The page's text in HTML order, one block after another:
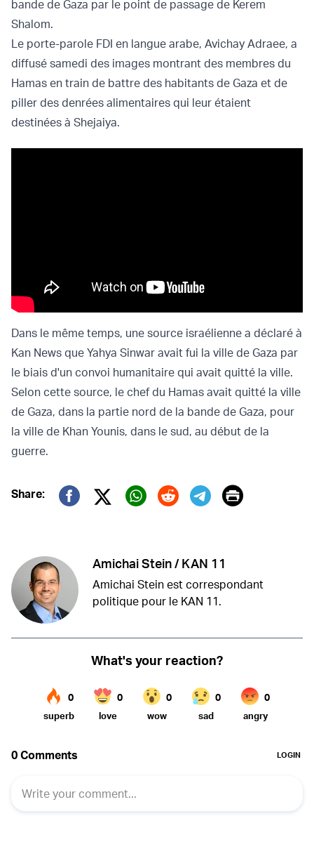
bande de Gaza par le point de passage de Kerem
Shalom.
Le porte-parole FDI en langue arabe, Avichay Adraee, a
diffusé samedi des images montrant des membres du
Hamas en train de battre des habitants de Gaza et de
piller des denrées alimentaires qui leur étaient
destinées à Shejaiya.
Dans le même temps, une source israélienne a déclaré à
Kan News que Yahya Sinwar avait fui la ville de Gaza par
le biais d'un convoi humanitaire qui avait quitté la ville.
Selon cette source, le chef du Hamas avait quitté la ville
de Gaza, dans la partie nord de la bande de Gaza, pour
la ville de Khan Younis, dans le sud, au début de la
guerre.
Share:
Twitter (X)
Print
Amichai Stein / KAN 11
Amichai Stein est correspondant
politique pour le KAN 11.